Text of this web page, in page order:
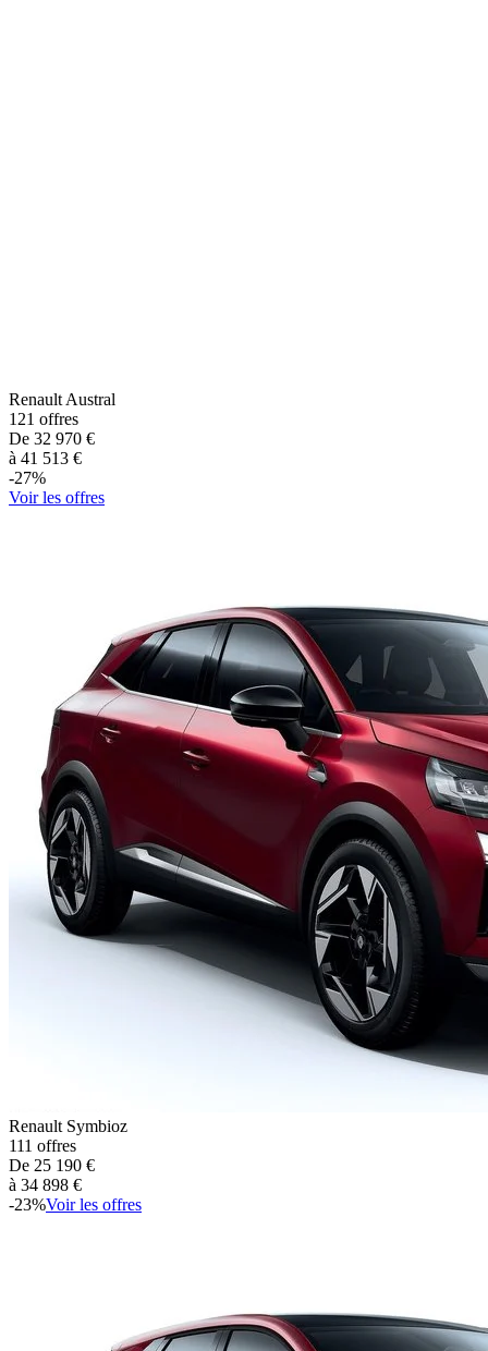
Renault Austral
121 offres
De 32 970 €
à 41 513 €
-27%
Voir les offres
Renault Symbioz
111 offres
De 25 190 €
à 34 898 €
-23%Voir les offres